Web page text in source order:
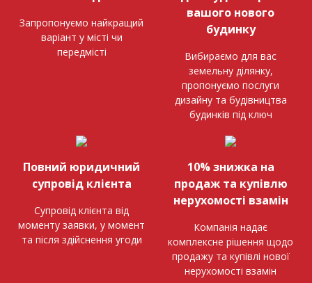
Запропонуємо найкращий
варіант у місті чи
передмісті
вашого нового
будинку
Вибираємо для вас
земельну ділянку,
пропонуємо послуги
дизайну та будівництва
будинків під ключ
Повний юридичний
супровід клієнта
Супровід клієнта від
моменту заявки, у момент
та після здійснення угоди
10% знижка на
продаж та купівлю
нерухомості взамін
Компанія надає
комплексне рішення щодо
продажу та купівлі нової
нерухомості взамін